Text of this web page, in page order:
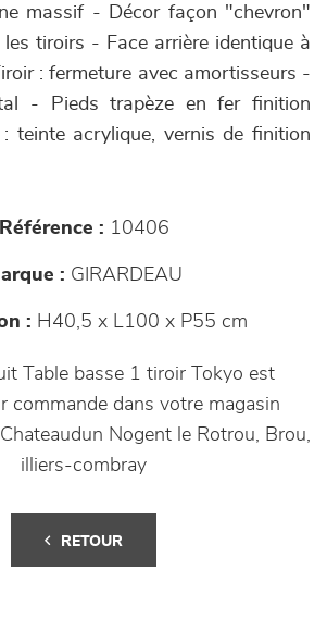
massif - Décor façon "chevron"
tiroirs - Face arrière identique à
: fermeture avec amortisseurs -
- Pieds trapèze en fer finition
teinte acrylique, vernis de finition
Référence : 10406
: GIRARDEAU
: H40,5 x L100 x P55 cm
Table basse 1 tiroir Tokyo est
commande dans votre magasin
Nogent le Rotrou, Brou,
illiers-combray
RETOUR